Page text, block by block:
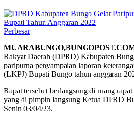
Perbesar
Rakyat Daerah (DPRD) Kabupaten
paripurna penyampaian laporan
(LKPJ) Bupati Bungo tahun anggaran
Rapat tersebut berlangsung di ruang
yang di pimpin langsung Ketua DPRD
Senin 03/04/23.